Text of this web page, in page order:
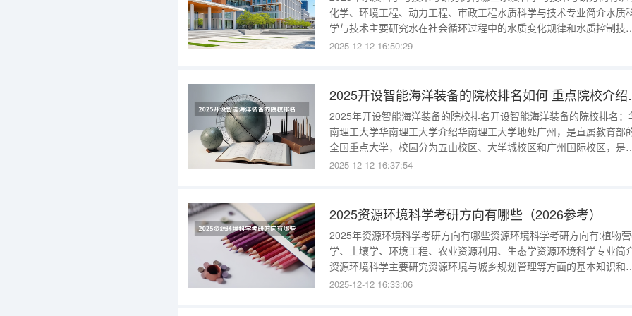
化学、环境工程、动力工程、市政工程水质科学与技术专业简介水质
学与技术主要研究水在社会循环过程中的水质变化规律和水质控制技
等方面的基本知识和技能，涉及化学、化工、材料、计算机、仪器仪表
《流体力学》、《
2025-12-12 16:50:29
2025开设智
2025年开设智能海洋装备的院校排名开设智能海洋装备的院校排名：
南理工大学华南理工大学介绍华南理工大学地处广州，是直属教育部
全国重点大学，校园分为五山校区、大学城校区和广州国际校区，是
届“全国文明校园”获得单位。学校办学源远流长，最早可溯源至1918年
为全
2025-12-12 16:37:54
2025资源环境科学考研方向有哪些（2026参考）
2025年资源环境科学考研方向有哪些资源环境科学考研方向有:植物
学、土壤学、环境工程、农业资源利用、生态学资源环境科学专业简
资源环境科学主要研究资源环境与城乡规划管理等方面的基本知识和
能，进行资源高效利用、资源开发与保护、环境管理规划等。例如：水
2025-12-12 16:33:06